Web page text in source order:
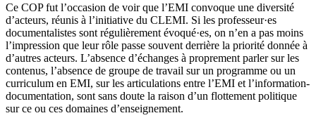
Ce COP fut l’occasion de voir que l’EMI convoque une diversité
d’acteurs, réunis à l’initiative du CLEMI. Si les professeur·es
documentalistes sont régulièrement évoqué·es, on n’en a pas moins
l’impression que leur rôle passe souvent derrière la priorité donnée à
d’autres acteurs. L’absence d’échanges à proprement parler sur les
contenus, l’absence de groupe de travail sur un programme ou un
curriculum en EMI, sur les articulations entre l’EMI et l’information-
documentation, sont sans doute la raison d’un flottement politique
sur ce ou ces domaines d’enseignement.